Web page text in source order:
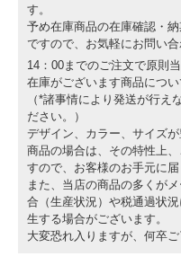
す。
予め在庫商品の在庫確認・
ですので、お気軽にお問い合
14：00までのご注文で原則
在庫がございます商品につ
（*諸事情により発送が行え
ださい。）
デザイン、カラー、サイズ
商品の場合は、その特性上
すので、お客様のお手元に
また、当店の商品の多くが
合（生産状況）や税通過状
生する場合がございます。
大変恐れ入りますが、何卒